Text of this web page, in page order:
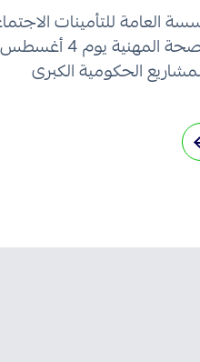
العامة للتأمينات
الحكومية الكبرى
تشارك في ورشة عمل